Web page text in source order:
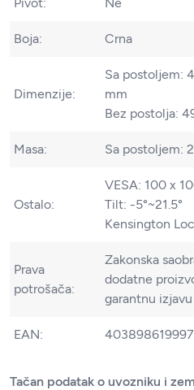
Boja: Crna
Dimenzije:
Sa postoljem:
mm
Bez postolja:
Masa: Sa postoljem:
Ostalo:
VESA: 100 x
Tilt: -5°~21.5°
Kensington
Prava
potrošača:
Zakonska
dodatne
garantnu
EAN:
Tačan podatak o uvozniku i